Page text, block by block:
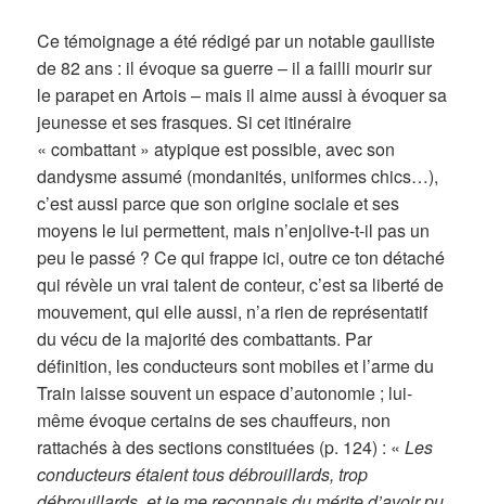
Ce témoignage a été rédigé par un notable gaulliste
de 82 ans : il évoque sa guerre – il a failli mourir sur
le parapet en Artois – mais il aime aussi à évoquer sa
jeunesse et ses frasques. Si cet itinéraire
« combattant » atypique est possible, avec son
dandysme assumé (mondanités, uniformes chics…),
c’est aussi parce que son origine sociale et ses
moyens le lui permettent, mais n’enjolive-t-il pas un
peu le passé ? Ce qui frappe ici, outre ce ton détaché
qui révèle un vrai talent de conteur, c’est sa liberté de
mouvement, qui elle aussi, n’a rien de représentatif
du vécu de la majorité des combattants. Par
définition, les conducteurs sont mobiles et l’arme du
Train laisse souvent un espace d’autonomie ; lui-
même évoque certains de ses chauffeurs, non
rattachés à des sections constituées (p. 124) : «Les
conducteurs étaient tous débrouillards, trop